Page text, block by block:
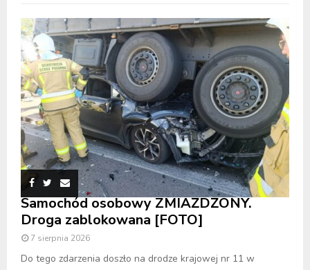
Samochód osobowy ZMIAŻDŻONY.
Droga zablokowana [FOTO]
7 sierpnia 2026
Do tego zdarzenia doszło na drodze krajowej nr 11 w